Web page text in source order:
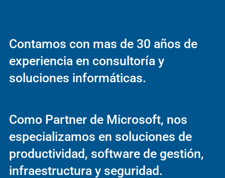
Contamos con mas de 30 años de
experiencia en consultoría y
soluciones informáticas.
Como Partner de Microsoft, nos
especializamos en soluciones de
productividad, software de gestión,
infraestructura y seguridad.